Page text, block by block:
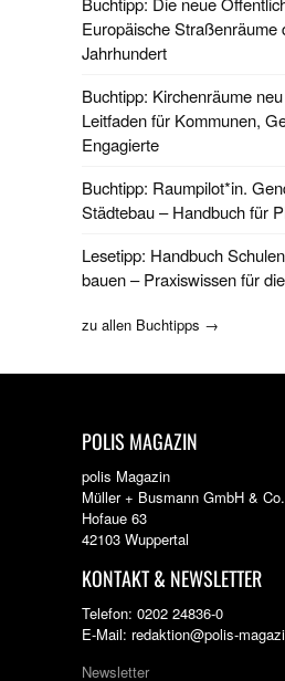
Europäische Straßenräume
Jahrhundert
Buchtipp: Kirchenräume
Leitfaden für Kommunen,
Engagierte
Buchtipp: Raumpilot*in.
Städtebau – Handbuch für
Lesetipp: Handbuch
bauen – Praxiswissen für
zu allen Buchtipps →
POLIS MAGAZIN
polis Magazin
Müller + Busmann GmbH &
Hofaue 63
42103 Wuppertal
KONTAKT & NEWSLETTER
Telefon: 0202 24836-0
E-Mail: redaktion@polis-
Newsletter